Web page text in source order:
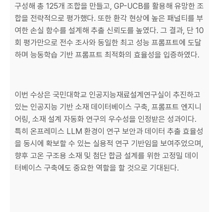
구성해 총 125개 조합을 만들고, GP-UCB를 활용해 유망한 조
합을 전략적으로 평가했다. 또한 환각 현상에 높은 패널티를 부
여한 손실 함수를 설계해 추출 신뢰도를 높였다. 그 결과, 단 10
회 평가만으로 전수 조사와 동일한 최고 성능 프롬프트에 도달
하며 능동학습 기반 프롬프트 최적화의 효율성을 입증하였다.
이번 수상은 국민대학교 인공지능재료설계연구실이 추진하고
있는 인공지능 기반 소재 데이터베이스 구축, 프롬프트 엔지니
어링, 소재 설계 자동화 연구의 우수성을 인정받은 성과이다.
특히 온프레미스 LLM 환경이 연구 보안과 데이터 추출 효율성
을 동시에 확보할 수 있는 실용적 연구 기반임을 보여주었으며,
향후 고온 구조용 소재 및 첨단 합금 설계를 위한 고정밀 데이
터베이스 구축에도 중요한 역할을 할 것으로 기대된다.